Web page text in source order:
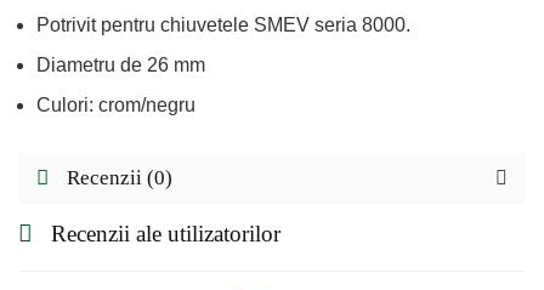
Potrivit pentru chiuvetele SMEV seria 8000.
Diametru de 26 mm
Culori: crom/negru
Recenzii (0)
Recenzii ale utilizatorilor